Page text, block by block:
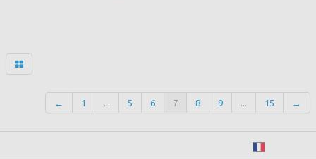
← 1 ... 5 6 7 8 9 ... 15 →